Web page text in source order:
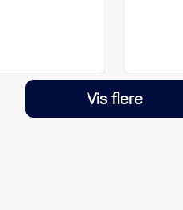
Vis flere